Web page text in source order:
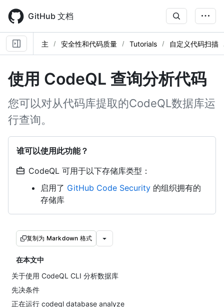
main
content
GitHub 文档
主 安全性和代码质量 Tutorials 自定义代码扫描
使用 CodeQL 查询分析代码
您可以对从代码库提取的CodeQL数据库运
行查询。
谁可以使用此功能？
CodeQL 可用于以下存储库类型：
启用了 GitHub Code Security 的组织拥有的
存储库
复制为 Markdown 格式
在本文中
关于使用 CodeQL CLI 分析数据库
先决条件
正在运行 codeql database analyze